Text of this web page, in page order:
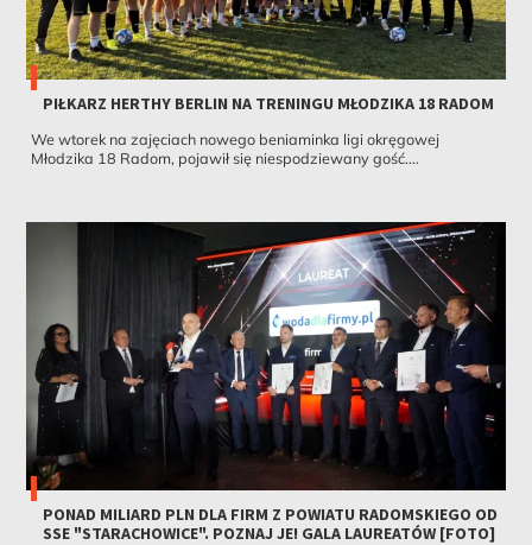
PIŁKARZ HERTHY BERLIN NA TRENINGU MŁODZIKA 18 RADOM
We wtorek na zajęciach nowego beniaminka ligi okręgowej
Młodzika 18 Radom, pojawił się niespodziewany gość....
PONAD MILIARD PLN DLA FIRM Z POWIATU RADOMSKIEGO OD
SSE "STARACHOWICE". POZNAJ JE! GALA LAUREATÓW [FOTO]